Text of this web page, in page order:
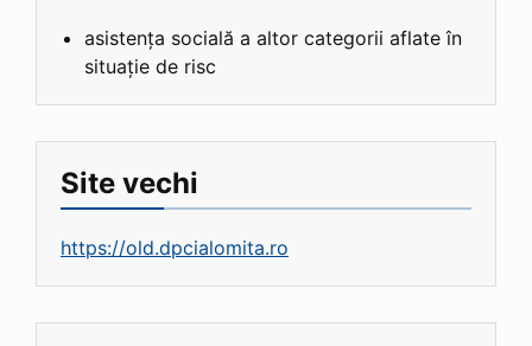
asistența socială a altor categorii aflate în
situație de risc
Site vechi
https://old.dpcialomita.ro